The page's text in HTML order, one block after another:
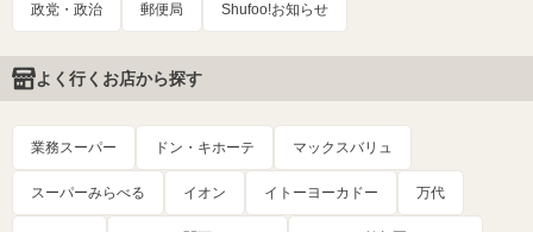
政党・政治 郵便局 Shufoo!お知らせ
よく行くお店から探す
業務スーパー ドン・キホーテ マックスバリュ
スーパーみらべる イオン イトーヨーカドー 万代